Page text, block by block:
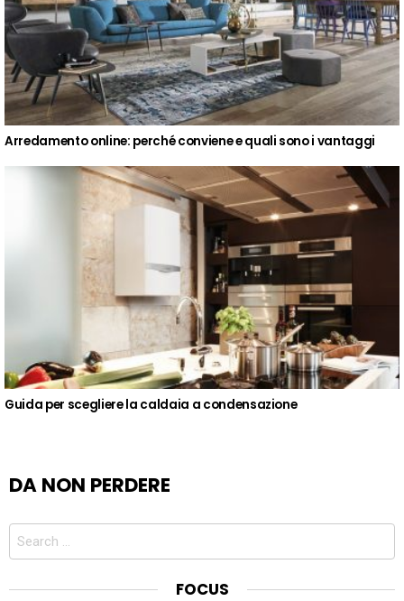
Arredamento online: perché conviene e quali sono i vantaggi
Guida per scegliere la caldaia a condensazione
DA NON PERDERE
Search
FOCUS